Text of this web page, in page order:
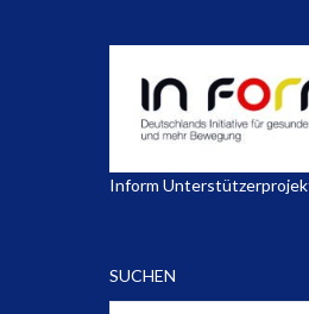
Inform
SUCHEN